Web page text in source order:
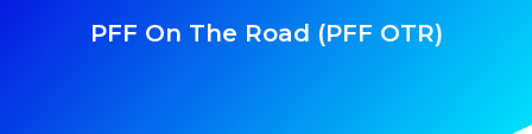
PFF On The Road (PFF OTR)